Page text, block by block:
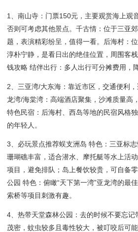
1、南山寺：门票150元，主要观赏海上观
否则可考虑其他景点。千古情：位于三亚
题，表演精彩纷呈，值得一看。后海村：
淳朴宁静，是看日出的绝佳位置，周围客
钱攻略 结伴出行：多人出行可分摊费用，
2、三亚湾/大东海：靠近市区，交通便利
龙湾/海棠湾：高端酒店聚集，沙滩质量高
特色民宿：后海村、西岛等地的民宿风格
的年轻人。
3、必玩景点推荐蜈支洲岛 特色：三亚标
珊瑚礁丰富，适合潜水、摩托艇等水上活
项目，避免排队；岛上餐饮较贵，可自备
公园 特色：俯瞰“天下第一湾”亚龙湾的最
索桥等项目刺激有趣。
4、热带天堂森林公园：去的时候不要忘记
茂密，蚊虫较多且毒性较大，被叮咬后可